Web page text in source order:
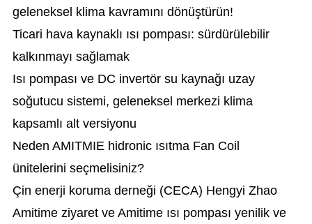
geleneksel klima kavramını dönüştürün!
Ticari hava kaynaklı ısı pompası: sürdürülebilir
kalkınmayı sağlamak
Isı pompası ve DC invertör su kaynağı uzay
soğutucu sistemi, geleneksel merkezi klima
kapsamlı alt versiyonu
Neden AMITMIE hidronic ısıtma Fan Coil
ünitelerini seçmelisiniz?
Çin enerji koruma derneği (CECA) Hengyi Zhao
Amitime ziyaret ve Amitime ısı pompası yenilik ve